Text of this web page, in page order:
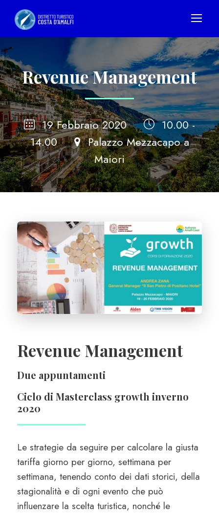
Revenue Management
19 Febbraio 2020
10.00 -
14.00
Palazzo Mezzacapo a
Maiori
Revenue Management
Due appuntamenti
Ciclo di Masterclass growth inverno
2020
Le strategie da seguire per calcolare la giusta
tariffa giorno per giorno, settimana per
settimana, tenendo conto dei dati storici, della
stagionalità e di ogni evento che può
influenzare la scelta turistica, nonché le